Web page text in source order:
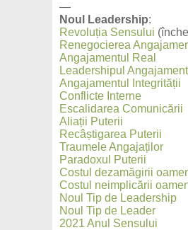
—
Noul Leadership:
Revoluția Sensului
Renegocierea
Angajamentul Real
Leadershipul
Angajamentul Integrității
Conflicte Interne
Escalidarea Comunicării
Aliații Puterii
Recâștigarea Puterii
Traumele Angajaților
Paradoxul Puterii
Costul dezamăgirii
Costul neimplicării
Noul Tip de Leadership
Noul Tip de Leader
2021 Anul Sensului